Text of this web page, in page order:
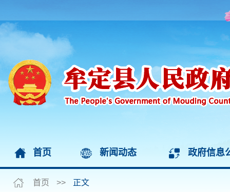
首页 新闻动态 政府信息
首页 >> 正文